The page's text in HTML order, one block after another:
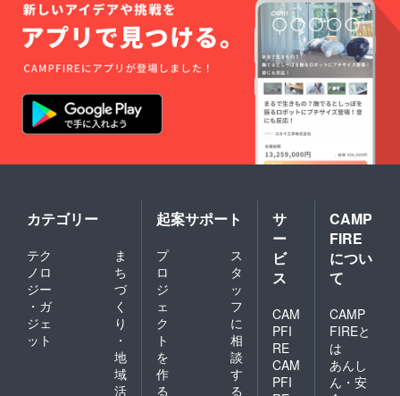
カテゴリー
テク
ノロ
ジー
・ガ
ジェ
ット
ま
ち
づ
く
り
・
地
域
活
起案サポート
プ
ロ
ジ
ェ
ク
ト
を
作
る
ス
タ
ッ
フ
に
相
談
す
る
サ
ー
ビ
ス
CAM
PFI
RE
CAM
PFI
CAMP
FIRE
につい
て
CAMP
FIREと
は
あんし
ん・安